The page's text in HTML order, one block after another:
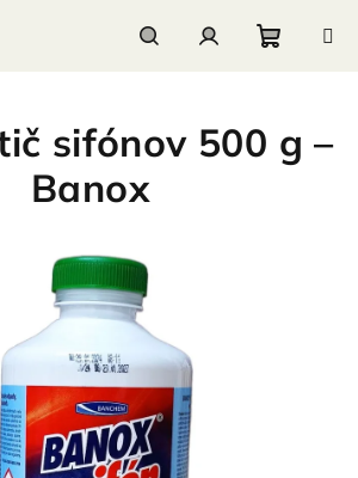
košík
sifónov 500 g –
Banox